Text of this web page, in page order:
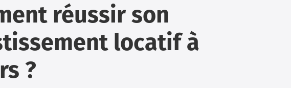
réussir son
locatif à
?